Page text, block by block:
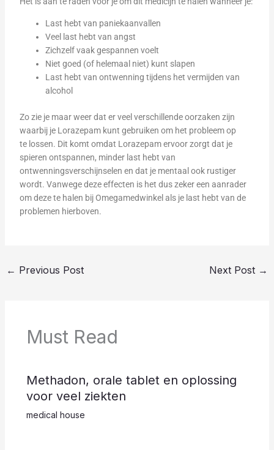
Last hebt van paniekaanvallen
Veel last hebt van angst
Zichzelf vaak gespannen voelt
Niet goed (of helemaal niet) kunt slapen
Last hebt van ontwenning tijdens het vermijden van
alcohol
Zo zie je maar weer dat er veel verschillende oorzaken zijn
waarbij je Lorazepam kunt gebruiken om het probleem op
te lossen. Dit komt omdat Lorazepam ervoor zorgt dat je
spieren ontspannen, minder last hebt van
ontwenningsverschijnselen en dat je mentaal ook rustiger
wordt. Vanwege deze effecten is het dus zeker een aanrader
om deze te halen bij Omegamedwinkel als je last hebt van de
problemen hierboven.
← Previous Post Next Post →
Must Read
Methadon, orale tablet en oplossing
voor veel ziekten
medical house